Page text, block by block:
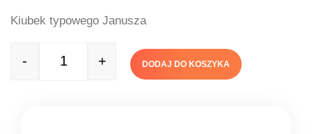
Kiubek typowego Janusza
Quantity
- + DODAJ DO KOSZYKA